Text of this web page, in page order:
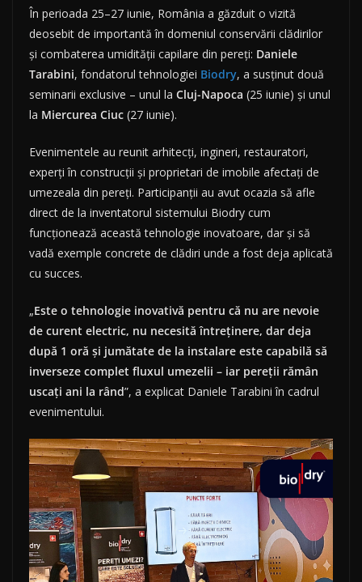
În perioada 25–27 iunie, România a găzduit o vizită
deosebit de importantă în domeniul conservării clădirilor
și combaterea umidității capilare din pereți: Daniele
Tarabini, fondatorul tehnologiei Biodry, a susținut două
seminarii exclusive – unul la Cluj-Napoca (25 iunie) și unul
la Miercurea Ciuc (27 iunie).
Evenimentele au reunit arhitecți, ingineri, restauratori,
experți în construcții și proprietari de imobile afectați de
umezeala din pereți. Participanții au avut ocazia să afle
direct de la inventatorul sistemului Biodry cum
funcționează această tehnologie inovatoare, dar și să
vadă exemple concrete de clădiri unde a fost deja aplicată
cu succes.
„Este o tehnologie inovativă pentru că nu are nevoie
de curent electric, nu necesită întreținere, dar deja
după 1 oră și jumătate de la instalare este capabilă să
inverseze complet fluxul umezelii – iar pereții rămân
uscați ani la rând”, a explicat Daniele Tarabini în cadrul
evenimentului.